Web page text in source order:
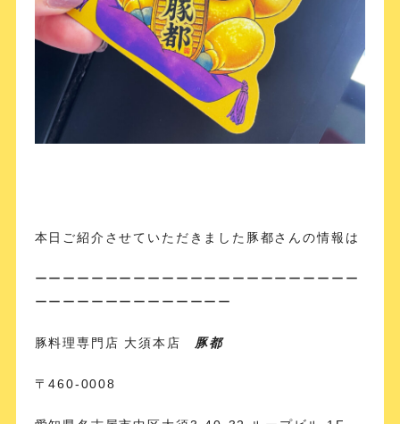
本日ご紹介させていただきました豚都さんの情報は
ーーーーーーーーーーーーーーーーーーーーーーー
ーーーーーーーーーーーーーー
豚料理専門店 大須本店 豚都
〒460-0008